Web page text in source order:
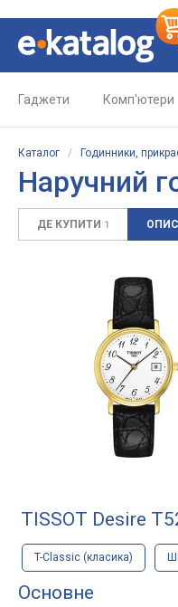
Гаджети Комп'ютери
Каталог / Годинники,
Наручний
ДЕ КУПИТИ 1 ОПИС
TISSOT Desire
T-Classic (класика)
Основне